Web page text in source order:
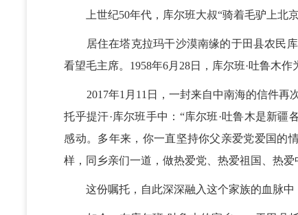
上世纪50年代，库尔班大叔“骑着毛驴上北京
居住在塔克拉玛干沙漠南缘的于田县农民库
看望毛主席。1958年6月28日，库尔班·吐鲁木
2017年1月11日，一封来自中南海的信件再
托乎提汗·库尔班手中：“库尔班·吐鲁木是新
感动。多年来，你一直坚持你父亲爱党爱国的
样，同乡亲们一道，做热爱党、热爱祖国、热
这份嘱托，自此深深融入这个家族的血脉中